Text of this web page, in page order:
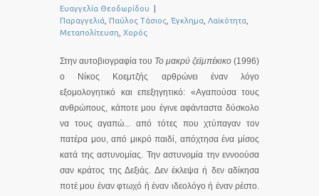
Ευαγγελία Θεοδωρίδου
Παραγγελιά
Παύλος Τάσιος Έγκλημα Λαϊκότητα
Μεταπολίτευση Χορός
Στην αυτοβιογραφία του Το μακρύ ζεϊμπέκικο (1996)
ο Νίκος Κοεμτζής αρθρώνει έναν λόγο
εξομολογητικό και επεξηγητικό: «Αγαπούσα τους
ανθρώπους, κάποτε μου έγινε αφάνταστα δύσκολο
να τους αγαπώ... από τότες που χτύπαγαν τον
πατέρα μου, από μικρό παιδί, απόχτησα ένα μίσος
κατά της αστυνομίας. Την αστυνομία την εννοούσα
σαν κράτος της Δεξιάς. Δεν έκλεψα ή δεν αδίκησα
ποτέ μου έναν φτωχό ή έναν ιδεολόγο ή έναν ρέστο.